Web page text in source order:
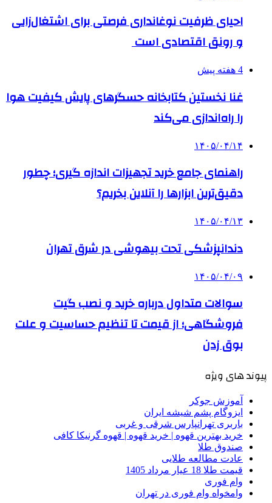
احیای ظرفیت نوغانداری فرصتی برای اشتغال‌زایی
و رونق اقتصادی است
4 هفته پیش
غنا نخستین کتابخانه حسگرهای پایش کیفیت هوا
را راه‌اندازی می‌کند
۱۴۰۵/۰۴/۱۴
راهنمای جامع خرید تجهیزات اندازه گیری؛ چطور
دقیق‌ترین ابزارها را آنلاین بخریم؟
۱۴۰۵/۰۴/۱۳
دندانپزشکی تحت بیهوشی در شرق تهران
۱۴۰۵/۰۴/۰۹
سوالات متداول درباره خرید و نصب گیت
فروشگاهی؛ از قیمت تا تنظیم حساسیت و علت
بوق زدن
پیوند های ویژه
آموزش جوکر
ایزوگام پشم شیشه ایران
باربری تهرانپارس شرقی و غربی
خرید بهترین قهوه | خرید قهوه | قهوه گرنیکا کافی
صندوق طلا
عادت مطالعه طلایی
قیمت طلا 18 عیار مرداد 1405
وام فوری
وامخواه وام فوری در تهران